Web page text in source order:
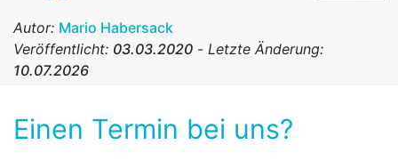
Autor: Mario Habersack
Veröffentlicht: 03.03.2020 - Letzte Änderung:
10.07.2026
Einen Termin bei uns?